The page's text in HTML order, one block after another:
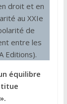
droit et en
au XXIe
de
entre les
Editions).
équilibre